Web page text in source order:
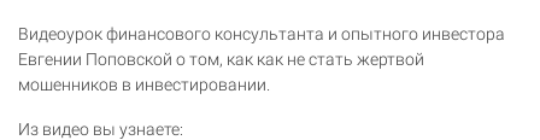
Видеоурок финансового консультанта и опытного инвестора
Евгении Поповской о том, как как не стать жертвой
мошенников в инвестировании.
Из видео вы узнаете: